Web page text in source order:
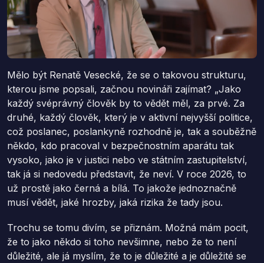
Mělo být Renatě Vesecké, že se o takovou strukturu,
kterou jsme popsali, začnou novináři zajímat? „Jako
každý svéprávný člověk by to vědět měl, za prvé. Za
druhé, každý člověk, který je v aktivní nejvyšší politice,
což poslanec, poslankyně rozhodně je, tak a souběžně
někdo, kdo pracoval v bezpečnostním aparátu tak
vysoko, jako je v justici nebo ve státním zastupitelství,
tak já si nedovedu představit, že neví. V roce 2026, to
už prostě jako černá a bílá. To jakože jednoznačně
musí vědět, jaké hrozby, jaká rizika že tady jsou.
Trochu se tomu divím, se přiznám. Možná mám pocit,
že to jako někdo si toho nevšimne, nebo že to není
důležité, ale já myslím, že to je důležité a je důležité se